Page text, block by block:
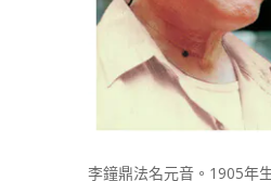
李鐘鼎法名元音。1905年